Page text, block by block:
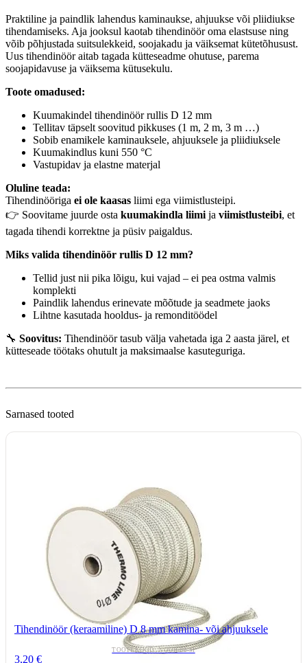
Praktiline ja paindlik lahendus kaminaukse, ahjuukse või pliidiukse
tihendamiseks. Aja jooksul kaotab tihendinöör oma elastsuse ning
võib põhjustada suitsulekkeid, soojakadu ja väiksemat kütetõhusust.
Uus tihendinöör aitab tagada kütteseadme ohutuse, parema
soojapidavuse ja väiksema kütusekulu.
Toote omadused:
Kuumakindel tihendinöör rullis D 12 mm
Tellitav täpselt soovitud pikkuses (1 m, 2 m, 3 m …)
Sobib enamikele kaminauksele, ahjuuksele ja pliidiuksele
Kuumakindlus kuni 550 °C
Vastupidav ja elastne materjal
Oluline teada:
Tihendinööriga ei ole kaasas liimi ega viimistlusteipi.
👉 Soovitame juurde osta kuumakindla liimi ja viimistlusteibi, et
tagada tihendi korrektne ja püsiv paigaldus.
Miks valida tihendinöör rullis D 12 mm?
Tellid just nii pika lõigu, kui vajad – ei pea ostma valmis
komplekti
Paindlik lahendus erinevate mõõtude ja seadmete jaoks
Lihtne kasutada hooldus- ja remonditöödel
🔧 Soovitus: Tihendinöör tasub välja vahetada iga 2 aasta järel, et
kütteseade töötaks ohutult ja maksimaalse kasuteguriga.
Sarnased tooted
Tihendinöör (keraamiline) D 8 mm kamina- või ahjuuksele
TOOTEKOOD: NOOR-08-M
3,20 €